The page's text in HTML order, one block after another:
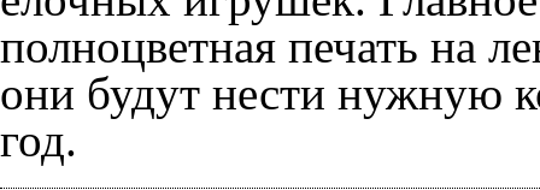
полноцветная печать на
они будут нести нужную
год.